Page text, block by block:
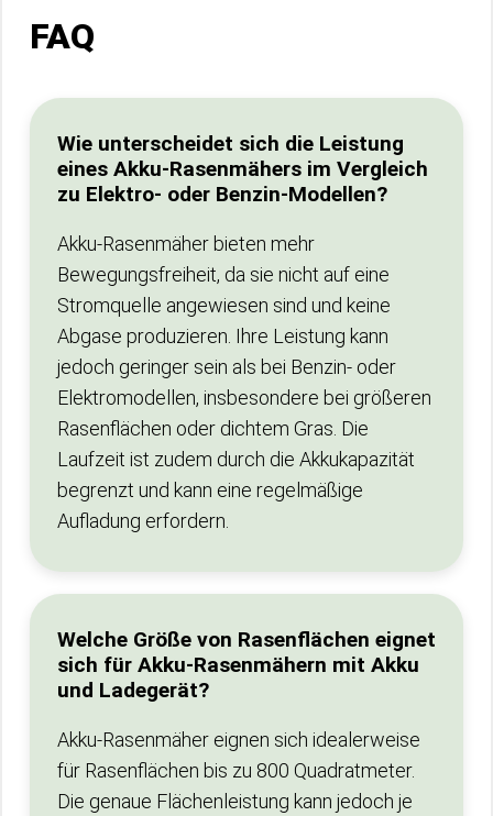
FAQ
Wie unterscheidet sich die Leistung
eines Akku-Rasenmähers im Vergleich
zu Elektro- oder Benzin-Modellen?
Akku-Rasenmäher bieten mehr
Bewegungsfreiheit, da sie nicht auf eine
Stromquelle angewiesen sind und keine
Abgase produzieren. Ihre Leistung kann
jedoch geringer sein als bei Benzin- oder
Elektromodellen, insbesondere bei größeren
Rasenflächen oder dichtem Gras. Die
Laufzeit ist zudem durch die Akkukapazität
begrenzt und kann eine regelmäßige
Aufladung erfordern.
Welche Größe von Rasenflächen eignet
sich für Akku-Rasenmähern mit Akku
und Ladegerät?
Akku-Rasenmäher eignen sich idealerweise
für Rasenflächen bis zu 800 Quadratmeter.
Die genaue Flächenleistung kann jedoch je